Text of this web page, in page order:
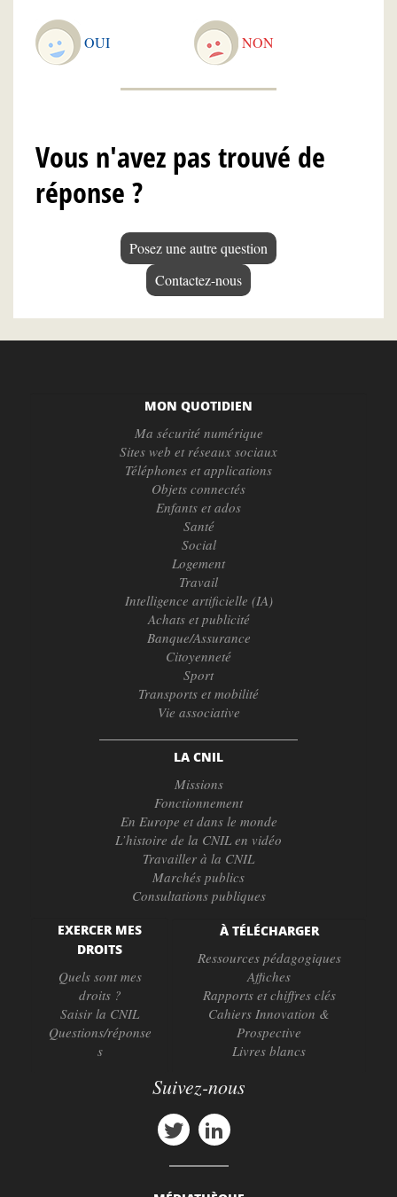
OUI NON
Vous n'avez pas trouvé de
réponse ?
Posez une autre question
Contactez-nous
MON QUOTIDIEN
Ma sécurité numérique
Sites web et réseaux sociaux
Téléphones et applications
Objets connectés
Enfants et ados
Santé
Social
Logement
Travail
Intelligence artificielle (IA)
Achats et publicité
Banque/Assurance
Citoyenneté
Sport
Transports et mobilité
Vie associative
LA CNIL
Missions
Fonctionnement
En Europe et dans le monde
L’histoire de la CNIL en vidéo
Travailler à la CNIL
Marchés publics
Consultations publiques
EXERCER MES
DROITS
Quels sont mes
droits ?
Saisir la CNIL
Questions/réponse
s
À TÉLÉCHARGER
Ressources pédagogiques
Affiches
Rapports et chiffres clés
Cahiers Innovation &
Prospective
Livres blancs
Suivez-nous